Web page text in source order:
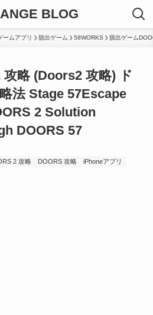
BLOG
ームアプリ 脱出ゲーム 58WORKS 脱出ゲーム
攻略 (Doors2 攻略) ド
法 Stage 57Escape
2 Solution
DOORS 57
2 攻略 DOORS 攻略
iPhoneアプリ